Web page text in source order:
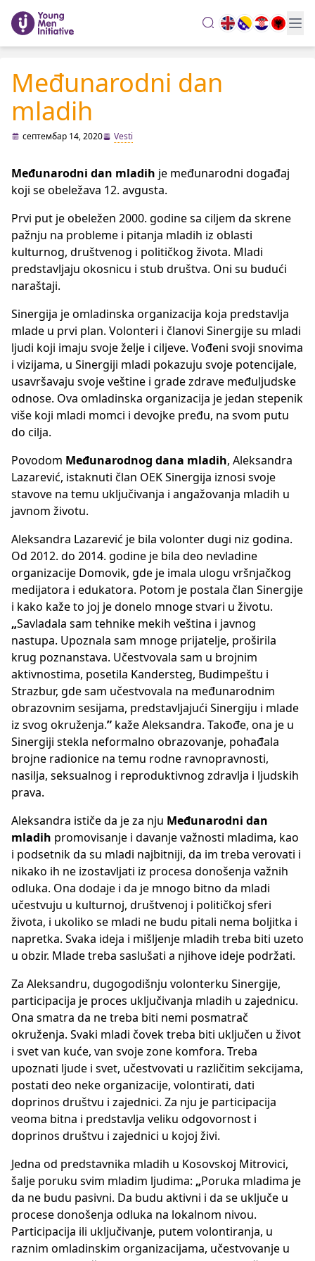
search
Međunarodni dan
mladih
септембар 14, 2020 Vesti
Međunarodni dan mladih je međunarodni događaj
koji se obeležava 12. avgusta.
Prvi put je obeležen 2000. godine sa ciljem da skrene
pažnju na probleme i pitanja mladih iz oblasti
kulturnog, društvenog i političkog života. Mladi
predstavljaju okosnicu i stub društva. Oni su budući
naraštaji.
Sinergija je omladinska organizacija koja predstavlja
mlade u prvi plan. Volonteri i članovi Sinergije su mladi
ljudi koji imaju svoje želje i ciljeve. Vođeni svoji snovima
i vizijama, u Sinergiji mladi pokazuju svoje potencijale,
usavršavaju svoje veštine i grade zdrave međuljudske
odnose. Ova omladinska organizacija je jedan stepenik
više koji mladi momci i devojke pređu, na svom putu
do cilja.
Povodom Međunarodnog dana mladih, Aleksandra
Lazarević, istaknuti član OEK Sinergija iznosi svoje
stavove na temu uključivanja i angažovanja mladih u
javnom životu.
Aleksandra Lazarević je bila volonter dugi niz godina.
Od 2012. do 2014. godine je bila deo nevladine
organizacije Domovik, gde je imala ulogu vršnjačkog
medijatora i edukatora. Potom je postala član Sinergije
i kako kaže to joj je donelo mnoge stvari u životu.
„Savladala sam tehnike mekih veština i javnog
nastupa. Upoznala sam mnoge prijatelje, proširila
krug poznanstava. Učestvovala sam u brojnim
aktivnostima, posetila Kandersteg, Budimpeštu i
Strazbur, gde sam učestvovala na međunarodnim
obrazovnim sesijama, predstavljajući Sinergiju i mlade
iz svog okruženja.” kaže Aleksandra. Takođe, ona je u
Sinergiji stekla neformalno obrazovanje, pohađala
brojne radionice na temu rodne ravnopravnosti,
nasilja, seksualnog i reproduktivnog zdravlja i ljudskih
prava.
Aleksandra ističe da je za nju Međunarodni dan
mladih promovisanje i davanje važnosti mladima, kao
i podsetnik da su mladi najbitniji, da im treba verovati i
nikako ih ne izostavljati iz procesa donošenja važnih
odluka. Ona dodaje i da je mnogo bitno da mladi
učestvuju u kulturnoj, društvenoj i političkoj sferi
života, i ukoliko se mladi ne budu pitali nema boljitka i
napretka. Svaka ideja i mišljenje mladih treba biti uzeto
u obzir. Mlade treba saslušati a njihove ideje podržati.
Za Aleksandru, dugogodišnju volonterku Sinergije,
participacija je proces uključivanja mladih u zajednicu.
Ona smatra da ne treba biti nemi posmatrač
okruženja. Svaki mladi čovek treba biti uključen u život
i svet van kuće, van svoje zone komfora. Treba
upoznati ljude i svet, učestvovati u različitim sekcijama,
postati deo neke organizacije, volontirati, dati
doprinos društvu i zajednici. Za nju je participacija
veoma bitna i predstavlja veliku odgovornost i
doprinos društvu i zajednici u kojoj živi.
Jedna od predstavnika mladih u Kosovskoj Mitrovici,
šalje poruku svim mladim ljudima: „Poruka mladima je
da ne budu pasivni. Da budu aktivni i da se uključe u
procese donošenja odluka na lokalnom nivou.
Participacija ili uključivanje, putem volontiranja, u
raznim omladinskim organizacijama, učestvovanje u